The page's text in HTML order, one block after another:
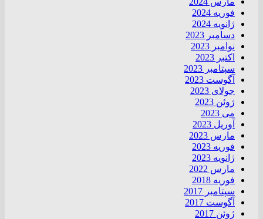
فوریه 2024
ژانویه 2024
دسامبر 2023
نوامبر 2023
اکتبر 2023
سپتامبر 2023
آگوست 2023
جولای 2023
ژوئن 2023
می 2023
آوریل 2023
مارس 2023
فوریه 2023
ژانویه 2023
مارس 2022
فوریه 2018
سپتامبر 2017
آگوست 2017
ژوئن 2017